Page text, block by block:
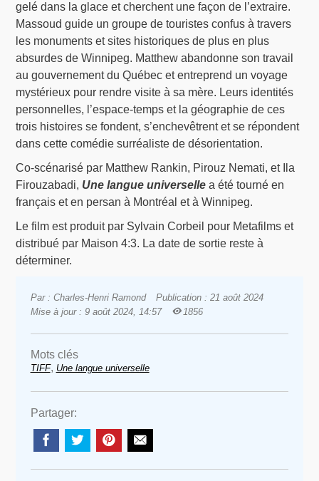
gelé dans la glace et cherchent une façon de l’extraire.
Massoud guide un groupe de touristes confus à travers
les monuments et sites historiques de plus en plus
absurdes de Winnipeg. Matthew abandonne son travail
au gouvernement du Québec et entreprend un voyage
mystérieux pour rendre visite à sa mère. Leurs identités
personnelles, l’espace-temps et la géographie de ces
trois histoires se fondent, s’enchevêtrent et se répondent
dans cette comédie surréaliste de désorientation.
Co-scénarisé par Matthew Rankin, Pirouz Nemati, et Ila
Firouzabadi, Une langue universelle a été tourné en
français et en persan à Montréal et à Winnipeg.
Le film est produit par Sylvain Corbeil pour Metafilms et
distribué par Maison 4:3. La date de sortie reste à
déterminer.
Par : Charles-Henri Ramond
Publication : 21 août 2024
Mise à jour : 9 août 2024, 14:57
1856
Mots clés
TIFF, Une langue universelle
Partager: